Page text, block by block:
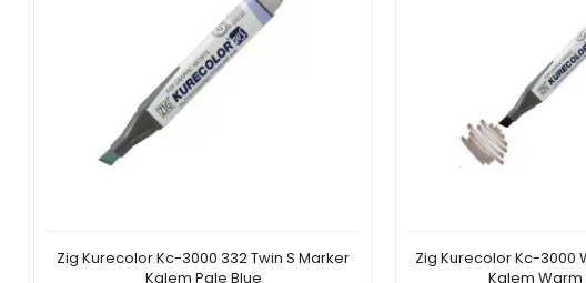
Zig Kurecolor Kc-3000 332 Twin S Marker
Kalem Pale Blue
Zig Kurecolor Kc-3000
Kalem Warm